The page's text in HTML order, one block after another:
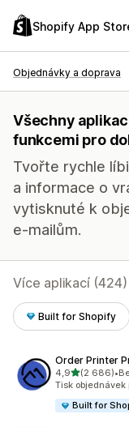
Shopify App
Objednávky a doprava
Všechny
funkcemi pro
Tvořte rychle
a informace o
vytisknuté k
e-mailům.
Více aplikací (424)
Built for Shopify
Order Printer
4,9z 5 hvězd
(2 686)
Celkový počet•
Tisk
Built for